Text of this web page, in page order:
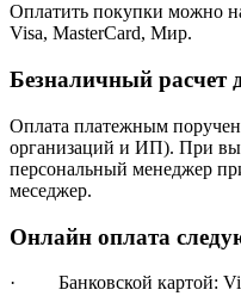
Оплатить покупки можно
Visa, MasterCard, Мир.
Безналичный расчет
Оплата платежным
организаций и ИП). При
персональный менеджер
меседжер.
Онлайн оплата
· Банковской картой: